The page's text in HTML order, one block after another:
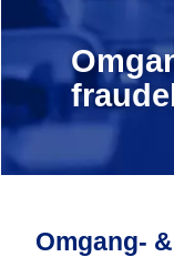
Omgang-